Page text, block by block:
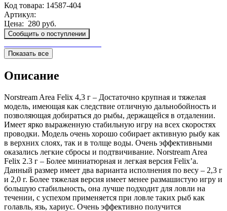
Код товара: 14587-404
Артикул:
Цена: 280 руб.
Сообщить о поступлении
Показать все
Описание
Norstream Area Felix 4,3 г – Достаточно крупная и тяжелая
модель, имеющая как следствие отличную дальнобойность и
позволяющая добираться до рыбы, держащейся в отдалении.
Имеет ярко выраженную стабильную игру на всех скоростях
проводки. Модель очень хорошо собирает активную рыбу как
в верхних слоях, так и в толще воды. Очень эффективными
оказались легкие сбросы и подтвичивание. Norstream Area
Felix 2.3 г – Более миниатюрная и легкая версия Felix’a.
Данный размер имеет два варианта исполнения по весу – 2,3 г
и 2,0 г. Более тяжелая версия имеет менее размашистую игру и
большую стабильность, она лучше подходит для ловли на
течении, с успехом применяется при ловле таких рыб как
голавль, язь, хариус. Очень эффективно получится